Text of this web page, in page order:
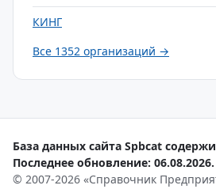
КИНГ
Все 1352 организаций →
База данных сайта Spbcat
Последнее обновление: 06.08.2026.
© 2007-2026 «Справочник